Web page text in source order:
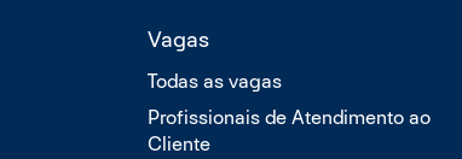
Vagas
Todas as vagas
Profissionais de Atendimento ao
Cliente